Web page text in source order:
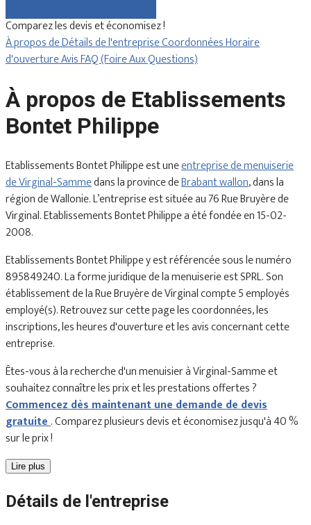
Comparez les devis et économisez !
À propos deDétails de l'entrepriseCoordonnéesHoraire
d'ouvertureAvisFAQ (Foire Aux Questions)
À propos de Etablissements
Bontet Philippe
Etablissements Bontet Philippe est uneentreprise de menuiserie
de Virginal-Sammedans la province deBrabant wallon, dans la
région de Wallonie. L’entreprise est située au 76 Rue Bruyère de
Virginal. Etablissements Bontet Philippe a été fondée en 15-02-
2008.
Etablissements Bontet Philippe y est référencée sous le numéro
895849240. La forme juridique de la menuiserie est SPRL. Son
établissement de la Rue Bruyère de Virginal compte 5 employés
employé(s). Retrouvez sur cette page les coordonnées, les
inscriptions, les heures d'ouverture et les avis concernant cette
entreprise.
Êtes-vous à la recherche d'un menuisier à Virginal-Samme et
souhaitez connaître les prix et les prestations offertes ?
Commencez dès maintenant une demande de devis
gratuite. Comparez plusieurs devis et économisez jusqu'à 40 %
sur le prix !
Lire plus
Détails de l'entreprise